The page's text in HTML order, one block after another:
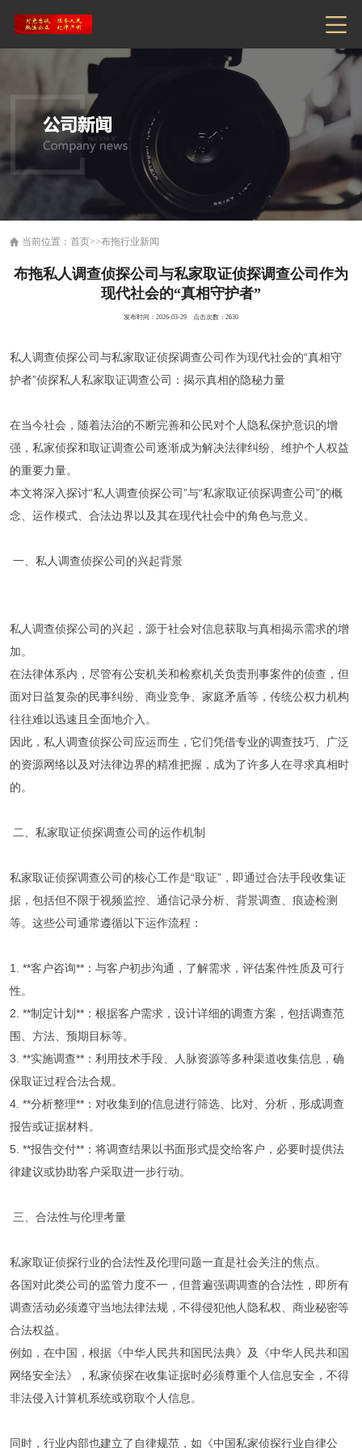
当前位置：首页>>布拖行业新闻
布拖私人调查侦探公司与私家取证侦探调查公司作为
现代社会的“真相守护者”
发布时间：2026-03-29 点击次数：2630
私人调查侦探公司与私家取证侦探调查公司作为现代社会的“真相守
护者”侦探私人私家取证调查公司：揭示真相的隐秘力量
在当今社会，随着法治的不断完善和公民对个人隐私保护意识的增
强，私家侦探和取证调查公司逐渐成为解决法律纠纷、维护个人权益
的重要力量。
本文将深入探讨“私人调查侦探公司”与“私家取证侦探调查公司”的概
念、运作模式、合法边界以及其在现代社会中的角色与意义。
一、私人调查侦探公司的兴起背景
私人调查侦探公司的兴起，源于社会对信息获取与真相揭示需求的增
加。
在法律体系内，尽管有公安机关和检察机关负责刑事案件的侦查，但
面对日益复杂的民事纠纷、商业竞争、家庭矛盾等，传统公权力机构
往往难以迅速且全面地介入。
因此，私人调查侦探公司应运而生，它们凭借专业的调查技巧、广泛
的资源网络以及对法律边界的精准把握，成为了许多人在寻求真相时
的。
二、私家取证侦探调查公司的运作机制
私家取证侦探调查公司的核心工作是“取证”，即通过合法手段收集证
据，包括但不限于视频监控、通信记录分析、背景调查、痕迹检测
等。这些公司通常遵循以下运作流程：
1. **客户咨询**：与客户初步沟通，了解需求，评估案件性质及可行
性。
2. **制定计划**：根据客户需求，设计详细的调查方案，包括调查范
围、方法、预期目标等。
3. **实施调查**：利用技术手段、人脉资源等多种渠道收集信息，确
保取证过程合法合规。
4. **分析整理**：对收集到的信息进行筛选、比对、分析，形成调查
报告或证据材料。
5. **报告交付**：将调查结果以书面形式提交给客户，必要时提供法
律建议或协助客户采取进一步行动。
三、合法性与伦理考量
私家取证侦探行业的合法性及伦理问题一直是社会关注的焦点。
各国对此类公司的监管力度不一，但普遍强调调查的合法性，即所有
调查活动必须遵守当地法律法规，不得侵犯他人隐私权、商业秘密等
合法权益。
例如，在中国，根据《中华人民共和国民法典》及《中华人民共和国
网络安全法》，私家侦探在收集证据时必须尊重个人信息安全，不得
非法侵入计算机系统或窃取个人信息。
同时，行业内部也建立了自律规范，如《中国私家侦探行业自律公